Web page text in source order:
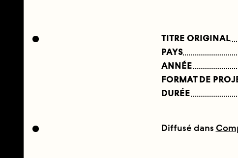
TITRE ORIGINAL
PAYS
ANNÉE
FORMAT DE
DURÉE
Diffusé dans